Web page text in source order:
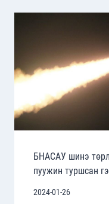
БНАСАУ шинэ
пуужин туршсан
2024-01-26